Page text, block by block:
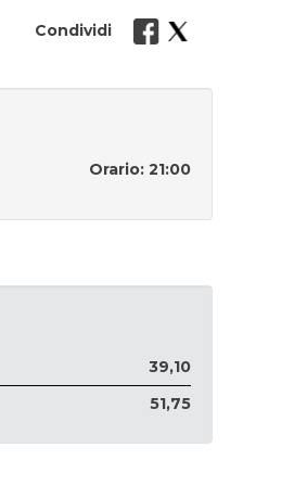
Condividi
Orario: 21:00
39,10
51,75